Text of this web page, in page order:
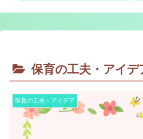
保育の工夫・アイデ
保育の工夫・アイデア